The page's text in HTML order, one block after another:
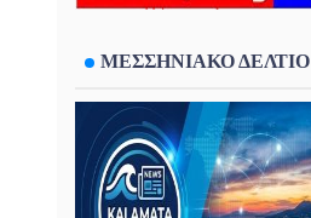
ΜΕΣΣΗΝΙΑΚΟ ΔΕΛΤΙΟ